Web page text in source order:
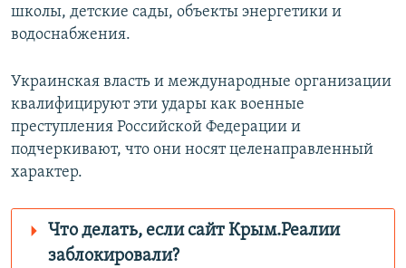
школы, детские сады, объекты энергетики и
водоснабжения.
Украинская власть и международные организации
квалифицируют эти удары как военные
преступления Российской Федерации и
подчеркивают, что они носят целенаправленный
характер.
Что делать, если сайт Крым.Реалии
заблокировали?